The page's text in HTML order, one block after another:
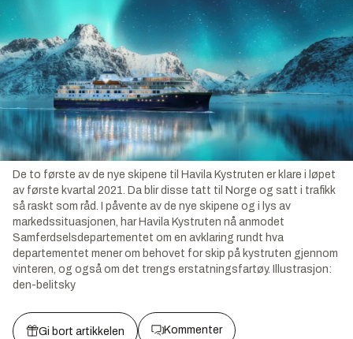
De to første av de nye skipene til Havila Kystruten er klare i løpet
av første kvartal 2021. Da blir disse tatt til Norge og satt i trafikk
så raskt som råd. I påvente av de nye skipene og i lys av
markedssituasjonen, har Havila Kystruten nå anmodet
Samferdselsdepartementet om en avklaring rundt hva
departementet mener om behovet for skip på kystruten gjennom
vinteren, og også om det trengs erstatningsfartøy.
Illustrasjon:
den-belitsky
Gi bort artikkelen Kommenter